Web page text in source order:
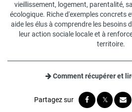
vieillissement, logement, parentalité,
écologique. Riche d'exemples concrets
aide les élus à comprendre les besoins
leur action sociale locale et à
territoire.
Comment récupérer et